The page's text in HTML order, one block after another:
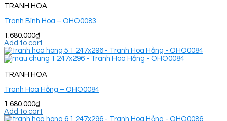
TRANH HOA
Tranh Bình Hoa – OHO0083
1.680.000₫
Add to cart
TRANH HOA
Tranh Hoa Hồng – OHO0084
1.680.000₫
Add to cart